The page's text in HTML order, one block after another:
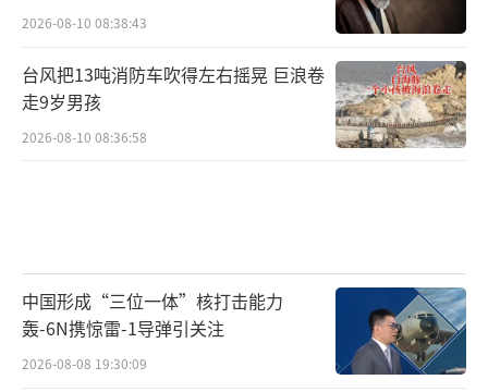
2026-08-10 08:38:43
台风把13吨消防车吹得左右摇晃 巨浪卷
走9岁男孩
2026-08-10 08:36:58
中国形成“三位一体”核打击能力
轰-6N携惊雷-1导弹引关注
2026-08-08 19:30:09